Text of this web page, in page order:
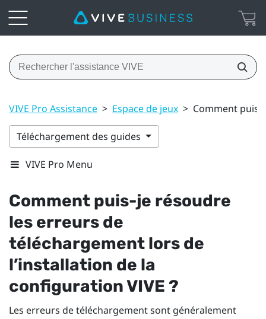
VIVE Pro Assistance > Espace de jeux > Comment puis-
Téléchargement des guides
VIVE Pro Menu
Comment puis-je résoudre
les erreurs de
téléchargement lors de
l’installation de la
configurationVIVE ?
Les erreurs de téléchargement sont généralement